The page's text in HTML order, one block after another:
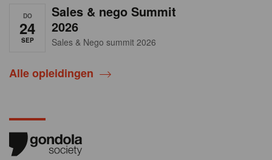
DO
24
SEP
Sales & nego Summit
2026
Sales & Nego summit 2026
Alle opleidingen